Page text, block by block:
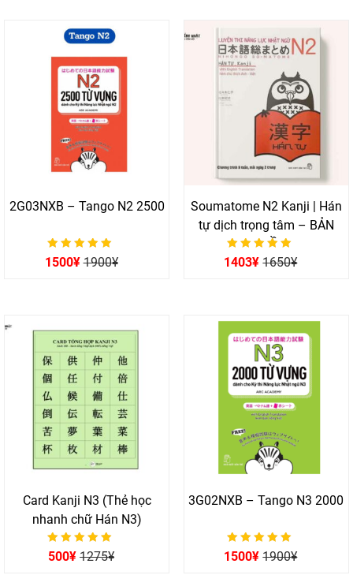
2G03NXB – Tango N2 2500
Được xếp hạng
0
1500¥ 1900¥
Soumatome N2 Kanji | Hán
tự dịch trọng tâm – BẢN
QUYỀN
Được xếp hạng
0
1403¥ 1650¥
Card Kanji N3 (Thẻ học
nhanh chữ Hán N3)
Được xếp hạng
0
500¥ 1275¥
3G02NXB – Tango N3 2000
Được xếp hạng
0
1500¥ 1900¥